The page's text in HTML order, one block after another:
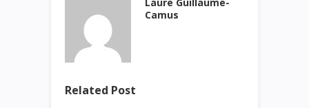
Camus
Related Post